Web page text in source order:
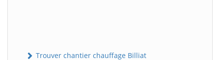
Trouver chantier chauffage Billiat